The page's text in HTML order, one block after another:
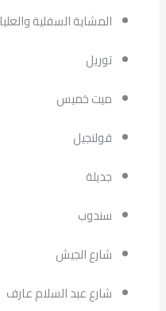
المشاية السفلية والعليا
توريل
ميت خميس
قولنجيل
جديلة
سندوب
شارع الجيش
شارع عبد السلام عارف